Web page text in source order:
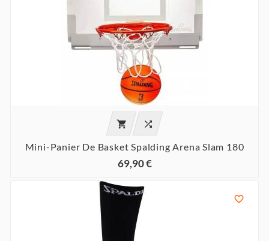
 
Mini-Panier De Basket Spalding Arena Slam 180
69,90 €
